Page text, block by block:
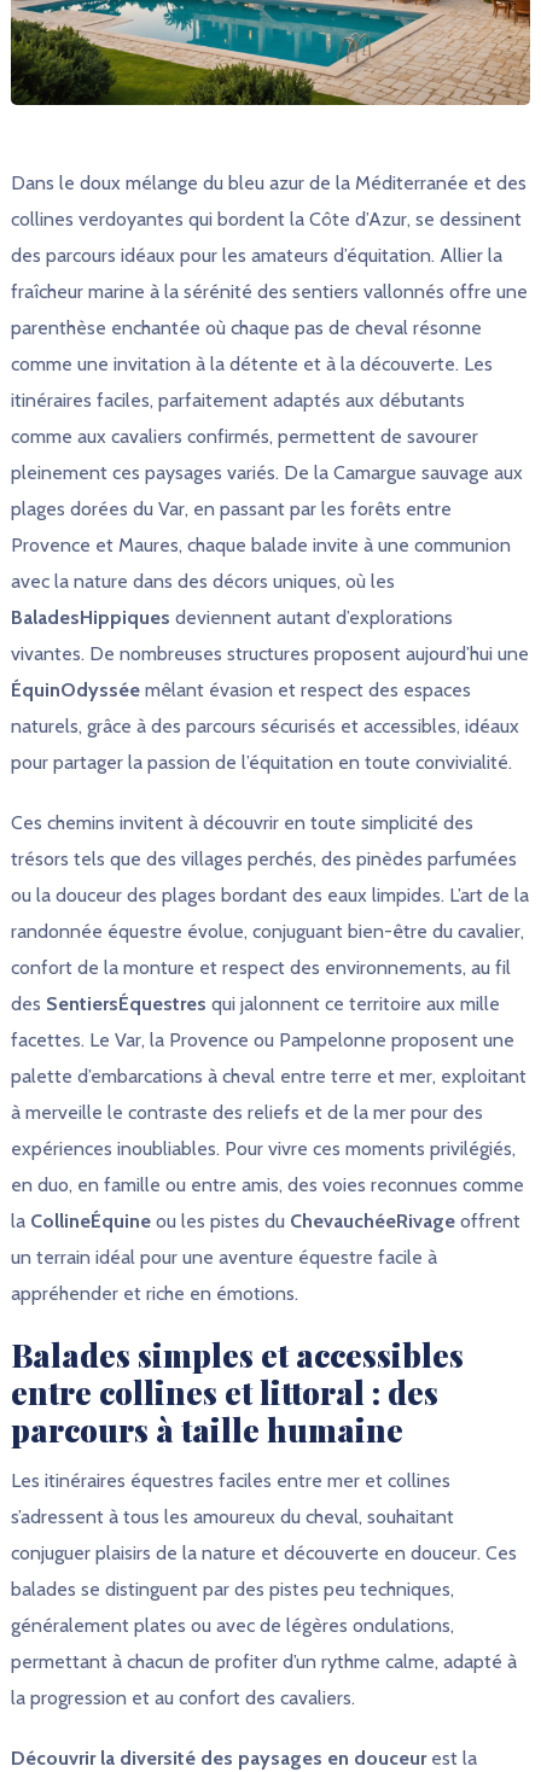
Dans le doux mélange du bleu azur de la Méditerranée et des
collines verdoyantes qui bordent la Côte d’Azur, se dessinent
des parcours idéaux pour les amateurs d’équitation. Allier la
fraîcheur marine à la sérénité des sentiers vallonnés offre une
parenthèse enchantée où chaque pas de cheval résonne
comme une invitation à la détente et à la découverte. Les
itinéraires faciles, parfaitement adaptés aux débutants
comme aux cavaliers confirmés, permettent de savourer
pleinement ces paysages variés. De la Camargue sauvage aux
plages dorées du Var, en passant par les forêts entre
Provence et Maures, chaque balade invite à une communion
avec la nature dans des décors uniques, où les
BaladesHippiques deviennent autant d’explorations
vivantes. De nombreuses structures proposent aujourd’hui une
ÉquinOdysséemêlant évasion et respect des espaces
naturels, grâce à des parcours sécurisés et accessibles, idéaux
pour partager la passion de l’équitation en toute convivialité.
Ces chemins invitent à découvrir en toute simplicité des
trésors tels que des villages perchés, des pinèdes parfumées
ou la douceur des plages bordant des eaux limpides. L’art de la
randonnée équestre évolue, conjuguant bien-être du cavalier,
confort de la monture et respect des environnements, au fil
des SentiersÉquestres qui jalonnent ce territoire aux mille
facettes. Le Var, la Provence ou Pampelonne proposent une
palette d’embarcations à cheval entre terre et mer, exploitant
à merveille le contraste des reliefs et de la mer pour des
expériences inoubliables. Pour vivre ces moments privilégiés,
en duo, en famille ou entre amis, des voies reconnues comme
la CollineÉquineou les pistes du ChevauchéeRivageoffrent
un terrain idéal pour une aventure équestre facile à
appréhender et riche en émotions.
Balades simples et accessibles
entre collines et littoral : des
parcours à taille humaine
Les itinéraires équestres faciles entre mer et collines
s’adressent à tous les amoureux du cheval, souhaitant
conjuguer plaisirs de la nature et découverte en douceur. Ces
balades se distinguent par des pistes peu techniques,
généralement plates ou avec de légères ondulations,
permettant à chacun de profiter d’un rythme calme, adapté à
la progression et au confort des cavaliers.
Découvrir la diversité des paysages en douceurest la